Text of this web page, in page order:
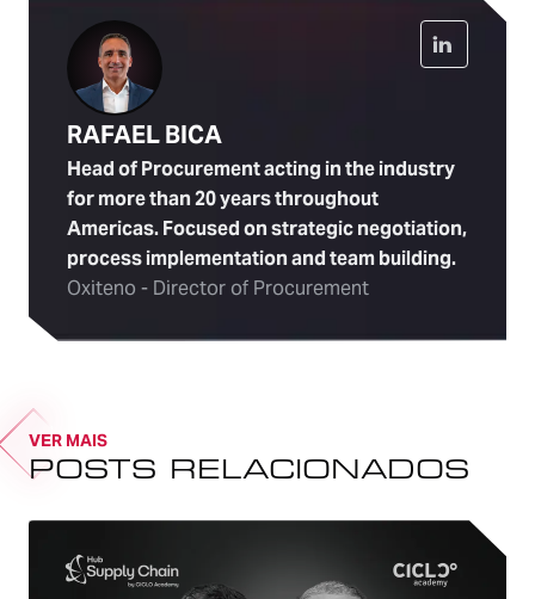
RAFAEL BICA
Head of Procurement acting in the industry
for more than 20 years throughout
Americas. Focused on strategic negotiation,
process implementation and team building.
Oxiteno - Director of Procurement
VER MAIS
POSTS RELACIONADOS